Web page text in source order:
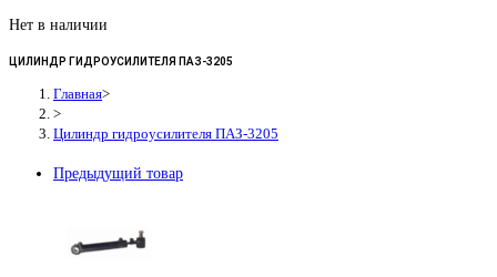
Нет в наличии
ЦИЛИНДР ГИДРОУСИЛИТЕЛЯ ПАЗ-3205
Главная>
>
Цилиндр гидроусилителя ПАЗ-3205
Предыдущий товар